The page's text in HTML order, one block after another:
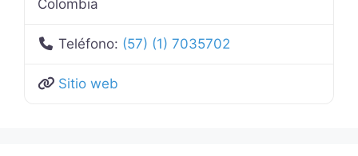
Colombia
Teléfono: (57) (1) 7035702
Sitio web